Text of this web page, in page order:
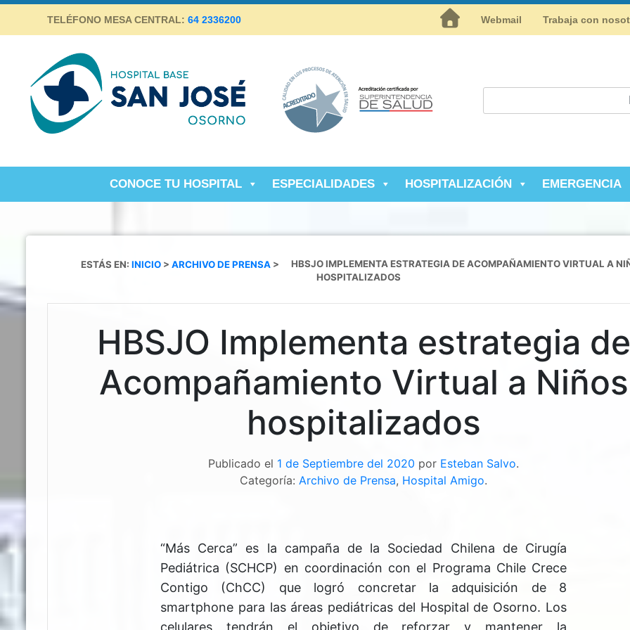
Skip
TELÉFONO MESA CENTRAL: 64 2336200 InicioWebmail Trabaja con
SALUD DE CALIDAD Y ALTA COMPLEJIDAD PARA LA
CONOCE TU HOSPITAL ESPECIALIDADES HOSPITALIZACIÓN EMERGENCIA
ESTÁS EN:INICIO >ARCHIVO DE PRENSA >
HBSJO IMPLEMENTA ESTRATEGIA DE ACOMPAÑAMIENTO VIRTUAL A
HOSPITALIZADOS
HBSJO Implementa estrategia de
Acompañamiento Virtual a Niños
hospitalizados
Publicado el 1 de Septiembre del 2020 por Esteban Salvo.
Categoría: Archivo de Prensa, Hospital Amigo.
“Más Cerca” es la campaña de la Sociedad Chilena de Cirugía
Pediátrica (SCHCP) en coordinación con el Programa Chile Crece
Contigo (ChCC) que logró concretar la adquisición de 8
smartphone para las áreas pediátricas del Hospital de Osorno. Los